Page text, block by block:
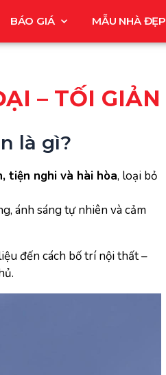
BÁO GIÁ MẪU NHÀ ĐẸP
– TỐI GIẢN
là gì?
tiện nghi và hài hòa, loại bỏ
ánh sáng tự nhiên và cảm
đến cách bố trí nội thất –